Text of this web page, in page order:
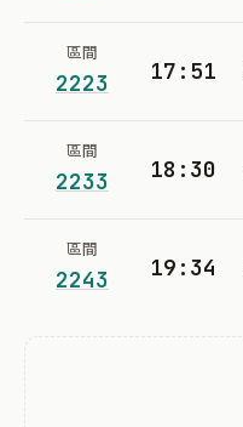
區間
2223 17:51
區間
2233 18:30
區間
2243 19:34